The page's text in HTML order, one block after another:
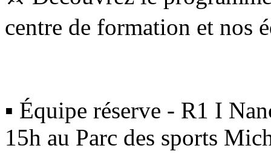
centre de formation et nos
▪ Équipe réserve - R1 I
15h au Parc des sports